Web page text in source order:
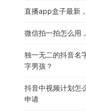
直播app盒子最新
微信拍一拍怎么用
独一无二的抖音名
字男孩？
抖音中视频计划怎
申请